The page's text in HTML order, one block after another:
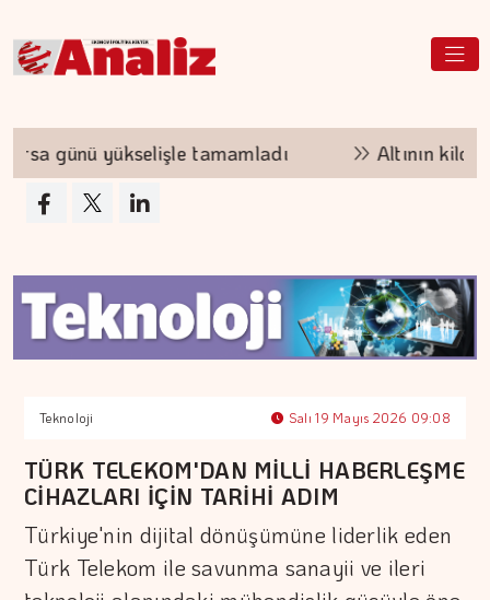
günü yükselişle tamamladı Altının
Teknoloji Salı 19 Mayıs 2026 09:08
TÜRK TELEKOM'DAN MİLLİ HABERLEŞME
CİHAZLARI İÇİN TARİHİ ADIM
Türkiye'nin dijital dönüşümüne liderlik eden
Türk Telekom ile savunma sanayii ve ileri